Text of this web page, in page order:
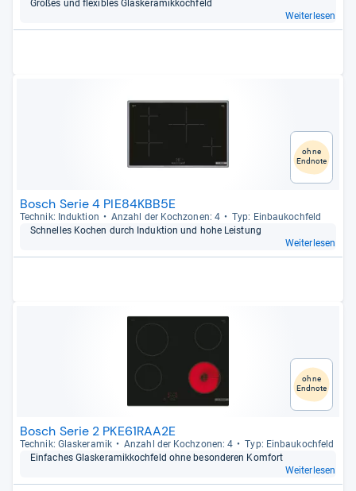
Großes und fle­xibles Glas­ke­ra­mik­koch­feld
Weiterlesen
ohne
Endnote
Bosch Serie 4 PIE84KBB5E
Tech­nik: Induk­tion Anzahl der Koch­zo­nen: 4
Typ: Ein­bau­koch­feld
Schnel­les Kochen durch Induk­tion und hohe Leis­tung
Weiterlesen
ohne
Endnote
Bosch Serie 2 PKE61RAA2E
Tech­nik: Glas­ke­ra­mik Anzahl der Koch­zo­nen: 4
Typ: Ein­bau­koch­feld
Ein­fa­ches Glas­ke­ra­mik­koch­feld ohne beson­de­ren Kom­fort
Weiterlesen